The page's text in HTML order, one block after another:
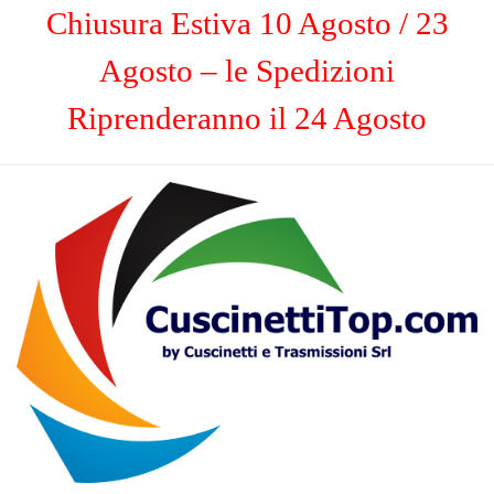
Chiusura Estiva 10 Agosto / 23
Agosto – le Spedizioni
Riprenderanno il 24 Agosto